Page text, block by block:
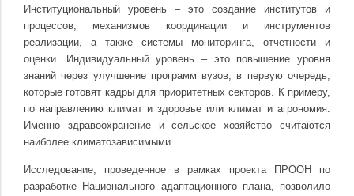
Институциональный уровень – это создание институтов и
процессов, механизмов координации и инструментов
реализации, а также системы мониторинга, отчетности и
оценки. Индивидуальный уровень – это повышение уровня
знаний через улучшение программ вузов, в первую очередь,
которые готовят кадры для приоритетных секторов. К примеру,
по направлению климат и здоровье или климат и агрономия.
Именно здравоохранение и сельское хозяйство считаются
наиболее климатозависимыми.
Исследование, проведенное в рамках проекта ПРООН по
разработке Национального адаптационного плана, позволило